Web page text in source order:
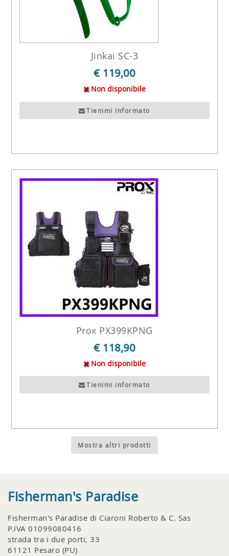
Jinkai SC-3
€ 119,00
Non disponibile
Tienimi informato
Prox PX399KPNG
€ 118,90
Non disponibile
Tienimi informato
Mostra altri prodotti
Fisherman's Paradise
Fisherman's Paradise di Ciaroni Roberto & C. Sas
P.IVA 01099080416
strada tra i due porti, 33
61121 Pesaro (PU)